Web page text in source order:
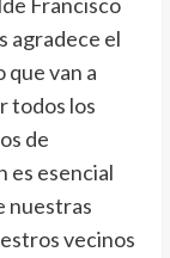
agradece el
que van a
todos los
de
es esencial
nuestras
vecinos